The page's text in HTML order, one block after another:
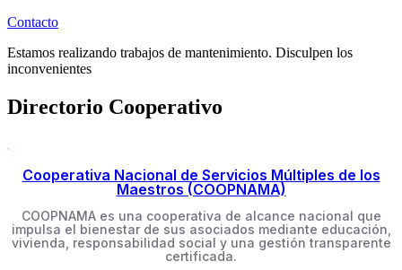
Contacto
Estamos realizando trabajos de mantenimiento. Disculpen los
inconvenientes
Directorio Cooperativo
Cooperativa Nacional de Servicios Múltiples de los
Maestros (COOPNAMA)
COOPNAMA es una cooperativa de alcance nacional que
impulsa el bienestar de sus asociados mediante educación,
vivienda, responsabilidad social y una gestión transparente
certificada.